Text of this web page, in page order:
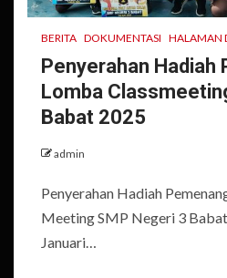
BERITA DOKUMENTASI HALAMAN
Penyerahan Hadiah
Lomba
Babat 2025
admin
Penyerahan Hadiah
Meeting SMP Negeri 3
Januari…